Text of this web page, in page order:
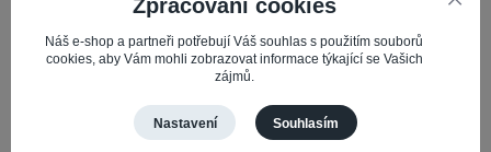
23.07.2026
LETNÍ AKCE MIATONE – Sleva 10 % na reproduktory
Miatone
Zpracování cookies
Náš e-shop a partneři potřebují Váš souhlas s použitím souborů
cookies, aby Vám mohli zobrazovat informace týkající se Vašich
zájmů.
Nastavení Souhlasím